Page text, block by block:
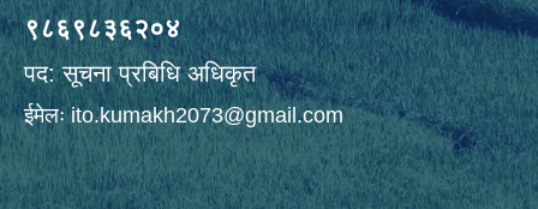
९८६९८३६२०४
पद: सूचना प्रबिधि अधिकृत
ईमेलःito.kumakh2073@gmail.com